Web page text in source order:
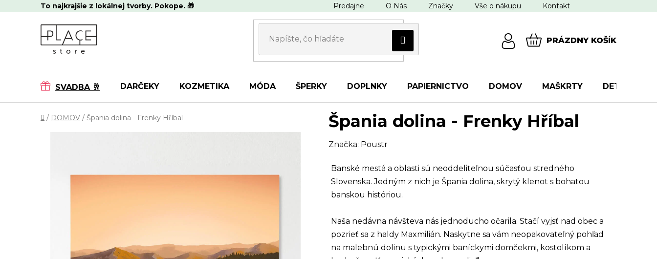
na
To najkrajšie z lokálnej tvorby. Pokope. 🎁 Predajne O Nás Značky Vše o nákupu Kontakt
PRÁZDNY KOŠÍK
SVADBA 🥂 DARČEKY KOZMETIKA MÓDA ŠPERKY DOPLNKY PAPIERNICTVO DOMOV MAŠKRTY DETI
Domov
/ DOMOV / Špania dolina - Frenky Hříbal Špania dolina - Frenky Hříbal
Značka: Poustr
Banské mestá a oblasti sú neoddeliteľnou súčasťou stredného
Slovenska. Jedným z nich je Špania dolina, skrytý klenot s bohatou
banskou históriou.
Naša nedávna návšteva nás jednoducho očarila. Stačí vyjsť nad obec a
pozrieť sa z haldy Maxmilián. Naskytne sa vám neopakovateľný pohľad
na malebnú dolinu s typickými baníckymi domčekmi, kostolíkom a